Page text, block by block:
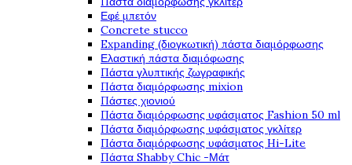
Εφέ μπετόν
Concrete stucco
Expanding (διογκωτική) πάστα διαμόρφωσης
Ελαστική πάστα διαμόφωσης
Πάστα γλυπτικής ζωγραφικής
Πάστα διαμόρφωσης mixion
Πάστες χιονιού
Πάστα διαμόρφωσης υφάσματος Fashion 50 ml
Πάστα διαμόρφωσης υφάσματος γκλίτερ
Πάστα διαμόρφωσης υφάσματος Hi-Lite
Πάστα Shabby Chic -Μάτ